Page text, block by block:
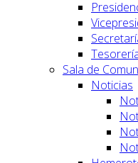
Sala de
Noticias